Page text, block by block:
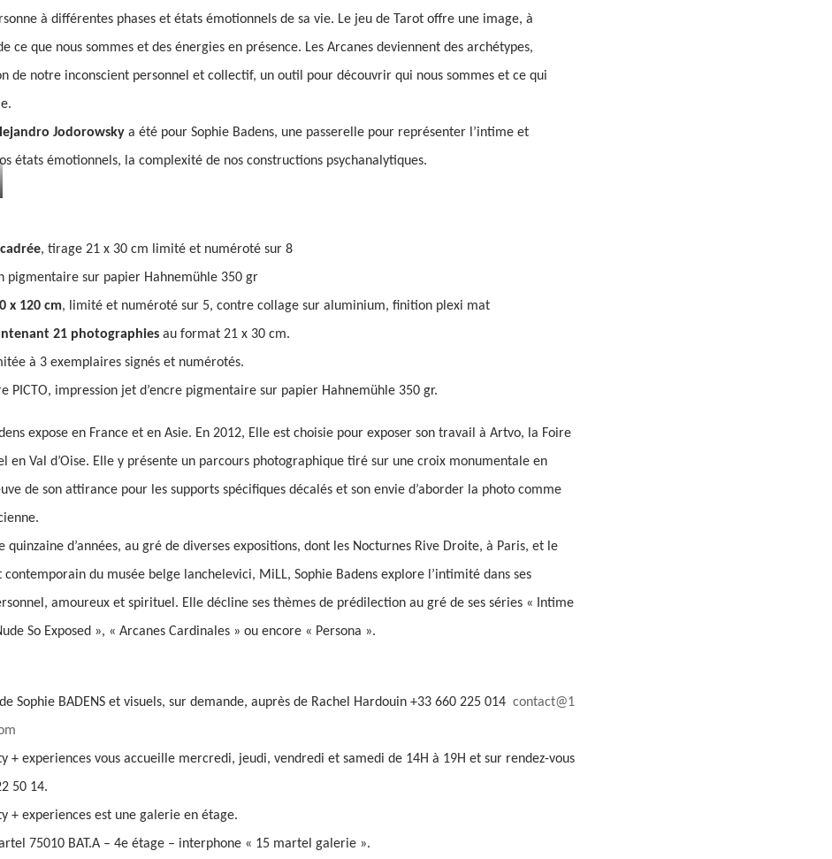
à différentes phases et états émotionnels de sa vie. Le jeu de Tarot offre une image, à
ce que nous sommes et des énergies en présence. Les Arcanes deviennent des archétypes,
de notre inconscient personnel et collectif, un outil pour découvrir qui nous sommes et ce qui
Jodorowsky a été pour Sophie Badens, une passerelle pour représenter l’intime et
états émotionnels, la complexité de nos constructions psychanalytiques.
, tirage 21 x 30 cm limité et numéroté sur 8
pigmentaire sur papier Hahnemühle 350 gr
x 120 cm, limité et numéroté sur 5, contre collage sur aluminium, finition plexi mat
21 photographies au format 21 x 30 cm.
à 3 exemplaires signés et numérotés.
PICTO, impression jet d’encre pigmentaire sur papier Hahnemühle 350 gr.
expose en France et en Asie. En 2012, Elle est choisie pour exposer son travail à Artvo, la Foire
en Val d’Oise. Elle y présente un parcours photographique tiré sur une croix monumentale en
de son attirance pour les supports spécifiques décalés et son envie d’aborder la photo comme
quinzaine d’années, au gré de diverses expositions, dont les Nocturnes Rive Droite, à Paris, et le
contemporain du musée belge lanchelevici, MiLL, Sophie Badens explore l’intimité dans ses
amoureux et spirituel. Elle décline ses thèmes de prédilection au gré de ses séries « Intime
So Exposed », « Arcanes Cardinales » ou encore « Persona ».
Sophie BADENS et visuels, sur demande, auprès de Rachel Hardouin +33 660 225 014 contact@1
+ experiences vous accueille mercredi, jeudi, vendredi et samedi de 14H à 19H et sur rendez-vous
50 14.
+ experiences est une galerie en étage.
75010 BAT.A – 4e étage – interphone « 15 martel galerie ».